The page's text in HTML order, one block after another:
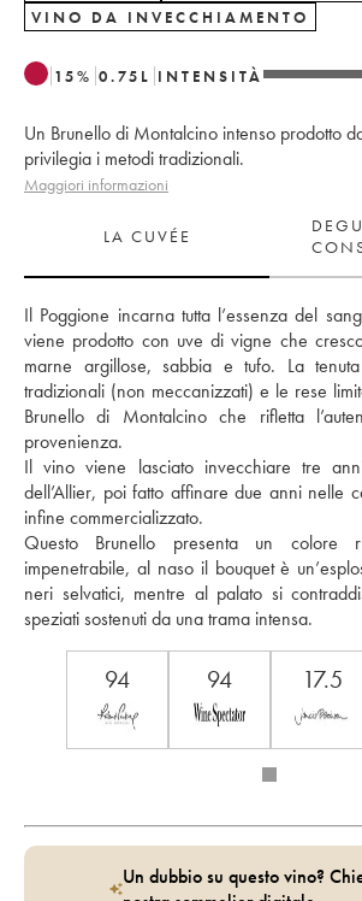
VINO DA INVECCHIAMENTO
15% 0.75 L INTENSITÀ
Un Brunello di Montalcino intenso prodotto
privilegia i metodi tradizionali.
Maggiori informazioni
LA CUVÉE
Il Poggione incarna tutta l’essenza del
viene prodotto con uve di vigne che
marne argillose, sabbia e tufo. La
tradizionali (non meccanizzati) e le rese
Brunello di Montalcino che rifletta
provenienza.
Il vino viene lasciato invecchiare tre
dell’Allier, poi fatto affinare due anni nelle
infine commercializzato.
Questo Brunello presenta un colore
impenetrabile, al naso il bouquet è
neri selvatici, mentre al palato si
94 94 17.5
Un dubbio su questo vino?